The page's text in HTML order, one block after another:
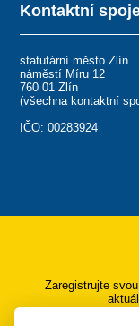
Kontaktní
statutární město Zlín
náměstí Míru 12
760 01 Zlín
(všechna kontaktní
IČO: 00283924
Zaregistrujte